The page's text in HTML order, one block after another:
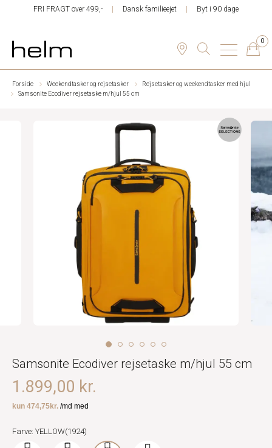
FRI FRAGT over 499,- Dansk familieejet Byt i 90 dage
0
Forside Weekendtasker og rejsetasker
Rejsetasker og weekendtasker med hjul
Samsonite Ecodiver rejsetaske m/hjul 55 cm
Samsonite Ecodiver rejsetaske m/hjul 55 cm
1.899,00 kr.
Farve: YELLOW(1924)